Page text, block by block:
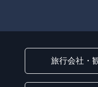
旅行会社・